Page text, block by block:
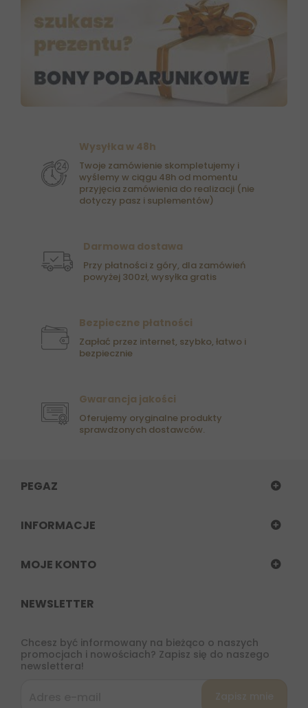
Wysyłka w 48h
Twoje zamówienie skompletujemy i
wyślemy w ciągu 48h od momentu
przyjęcia zamówienia do realizacji (nie
dotyczy pasz i suplementów)
Darmowa dostawa
Przy płatności z góry, dla zamówień
powyżej 300zł, wysyłka gratis
Bezpieczne płatności
Zapłać przez internet, szybko, łatwo i
bezpiecznie
Gwarancja jakości
Oferujemy oryginalne produkty
sprawdzonych dostawców.
PEGAZ
INFORMACJE
MOJE KONTO
NEWSLETTER
Chcesz być informowany na bieżąco o naszych
promocjach i nowościach? Zapisz się do naszego
newslettera!